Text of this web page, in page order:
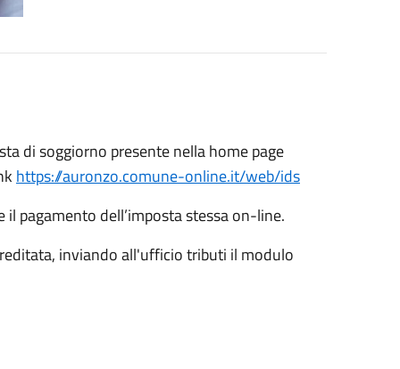
di soggiorno presente nella home page
https://auronzo.comune-online.it/web/ids
pagamento dell’imposta stessa on-line.
inviando all'ufficio tributi il modulo